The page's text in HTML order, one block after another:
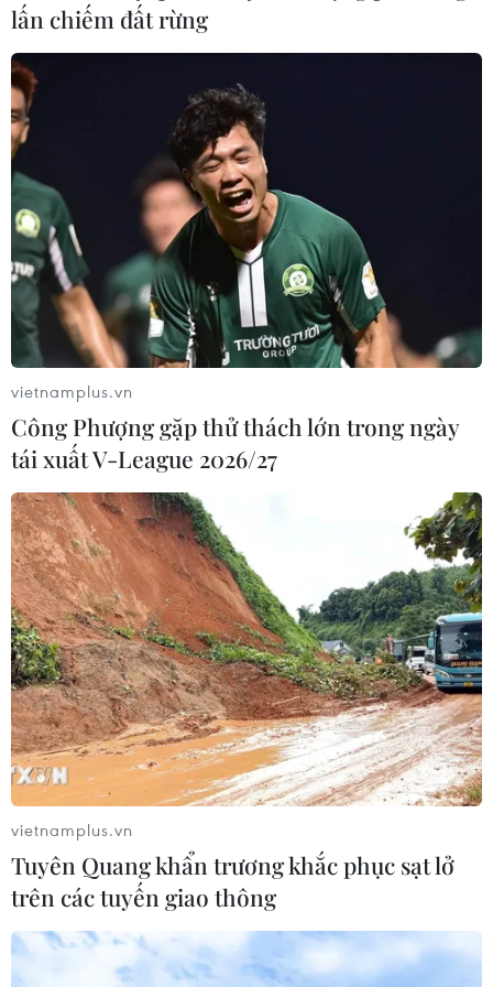
TIN CÙNG CHUYÊN MỤC
Italy và Hy Lạp trở thành điểm nóng
của virus Tây sông Nile
lấn chiếm đất rừng
vietnamplus.vn
Công Phượng gặp thử thách lớn trong ngày
tái xuất V-League 2026/27
vietnamplus.vn
Tuyên Quang khẩn trương khắc phục sạt lở
trên các tuyến giao thông